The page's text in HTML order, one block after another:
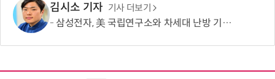
김시소 기자 기사 더보기
삼성전자, 美 국립연구소와 차세대 난방 기술 개발한다